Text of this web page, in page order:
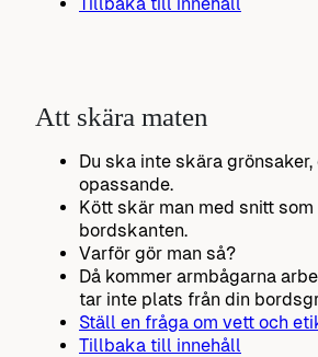
Att skära maten
Du ska inte skära grönsaker,
opassande.
Kött skär man med snitt
bordskanten.
Varför gör man så?
Då kommer armbågarna
tar inte plats från din
Ställ en fråga om vett och
Tillbaka till innehåll